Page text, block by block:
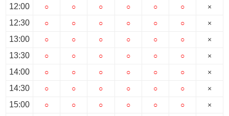
12:00
12:30
13:00
13:30
14:00
14:30
15:00
○
○
○
○
○
○
○
○
○
○
○
○
○
○
○
○
○
○
○
○
○
○
○
○
○
○
○
○
○
○
○
○
○
○
○
○
○
○
○
○
○
○
×
×
×
×
×
×
×